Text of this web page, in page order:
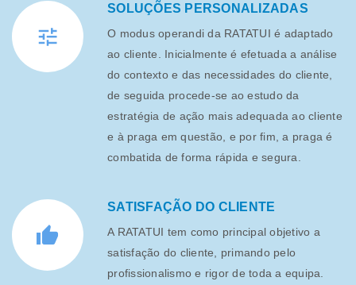
SOLUÇÕES PERSONALIZADAS
O modus operandi da RATATUI é adaptado
ao cliente. Inicialmente é efetuada a análise
do contexto e das necessidades do cliente,
de seguida procede-se ao estudo da
estratégia de ação mais adequada ao cliente
e à praga em questão, e por fim, a praga é
combatida de forma rápida e segura.
SATISFAÇÃO DO CLIENTE
A RATATUI tem como principal objetivo a
satisfação do cliente, primando pelo
profissionalismo e rigor de toda a equipa.